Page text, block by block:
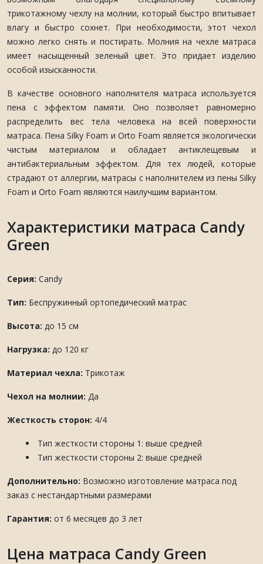
трикотажному чехлу на молнии, который быстро впитывает
влагу и быстро сохнет. При необходимости, этот чехол
можно легко снять и постирать. Молния на чехле матраса
имеет насыщенный зеленый цвет. Это придает изделию
особой изысканности.
В качестве основного наполнителя матраса используется
пена с эффектом памяти. Оно позволяет равномерно
распределить вес тела человека на всей поверхности
матраса. Пена Silky Foam и Orto Foam является экологически
чистым материалом и обладает антиклещевым и
антибактериальным эффектом. Для тех людей, которые
страдают от аллергии, матрасы с наполнителем из пены Silky
Foam и Orto Foam являются наилучшим вариантом.
Характеристики матраса Candy
Green
Серия: Candy
Тип: Беспружинный ортопедический матрас
Высота: до 15 см
Нагрузка: до 120 кг
Материал чехла: Трикотаж
Чехол на молнии: Да
Жесткость сторон: 4/4
Тип жесткости стороны 1: выше средней
Тип жесткости стороны 2: выше средней
Дополнительно: Возможно изготовление матраса под
заказ с нестандартными размерами
Гарантия: от 6 месяцев до 3 лет
Цена матраса Candy Green